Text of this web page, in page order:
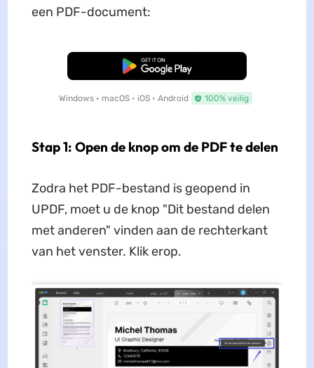
een PDF-document:
Gratis Download
Windows • macOS • iOS • Android 100% veilig
Stap 1: Open de knop om de PDF te delen
Zodra het PDF-bestand is geopend in
UPDF, moet u de knop "Dit bestand delen
met anderen" vinden aan de rechterkant
van het venster. Klik erop.